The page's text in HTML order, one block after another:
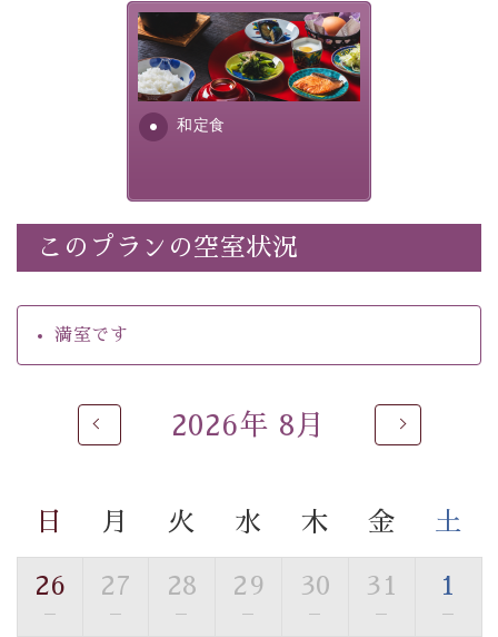
・環境に配慮したアメニティをご用意
・館内フリーWi-Fi
・チェックイン15時、チェックアウト10時
いう昔の暦による料理表現）
・朝食はこだわりの味噌汁をはじめとした和定食
【温泉】
るご入浴をお愉しみください。
■お座敷風呂（大浴場）
す。
※男性大浴場までのご移動には階段がございます。 予め
ご了承のほどお願いいたします。
和定食
さっぱりとした和食膳に使わ
れる食材は、諏訪の名産品を
ふんだんに取り入れ、安心・
安全を心掛けた長野県産...
このプランの空室状況
満室です
2026年 8月
日 月 火 水 木 金 土
26
—
27
—
28
—
29
—
30
—
31
—
1
—